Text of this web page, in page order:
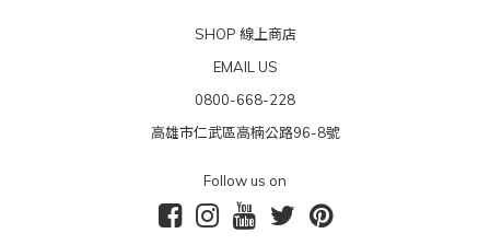
SHOP 線上商店
EMAIL US
0800-668-228
高雄市仁武區高楠公路96-8號
Follow us on